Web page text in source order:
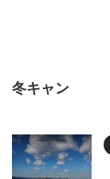
冬キャン